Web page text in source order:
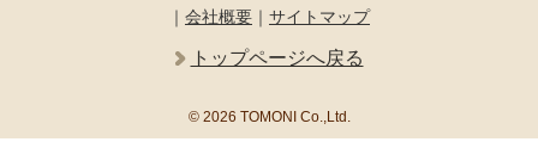
｜ 会社概要 ｜ サイトマップ
トップページへ戻る
© 2026 TOMONI Co.,Ltd.